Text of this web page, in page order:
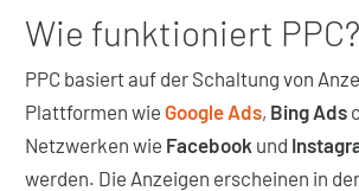
Wie funktioniert PPC?
PPC basiert auf der Schaltung von
Plattformen wie Google Ads, Bing Ads
Netzwerken wie Facebook und
werden. Die Anzeigen erscheinen in